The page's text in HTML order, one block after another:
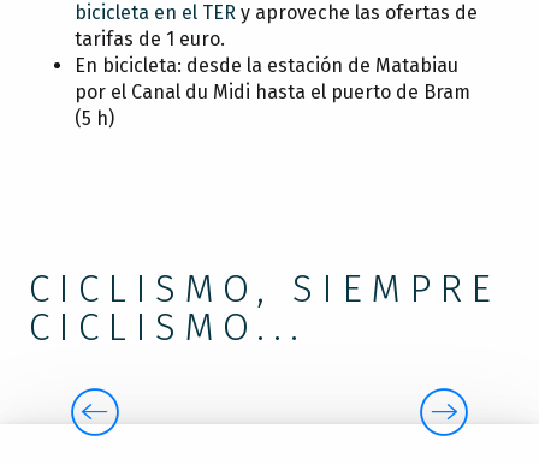
DORMIR
APROVÉCHATE
bicicleta en el TER y aproveche las ofertas de
tarifas de 1 euro.
En bicicleta: desde la estación de Matabiau
por el Canal du Midi hasta el puerto de Bram
(5 h)
CICLISMO, SIEMPRE
CICLISMO...